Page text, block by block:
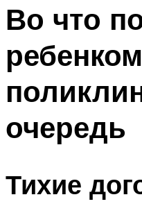
Во что
очередь
Тихие